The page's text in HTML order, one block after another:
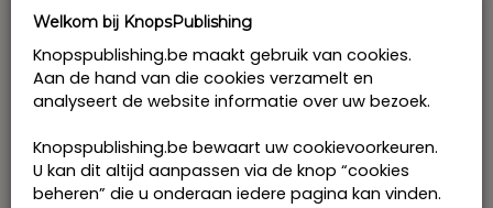
Prijs: € 480 excl. btw per deelnemer
Ik schrijf me in samen met collegae: € 445 excl. btw
per deelnemer
Toevoegen aan kalender Tickets
Welkom bij KnopsPublishing
Knopspublishing.be maakt gebruik van cookies.
Aan de hand van die cookies verzamelt en
analyseert de website informatie over uw bezoek.
Knopspublishing.be bewaart uw cookievoorkeuren.
U kan dit altijd aanpassen via de knop “cookies
beheren” die u onderaan iedere pagina kan vinden.